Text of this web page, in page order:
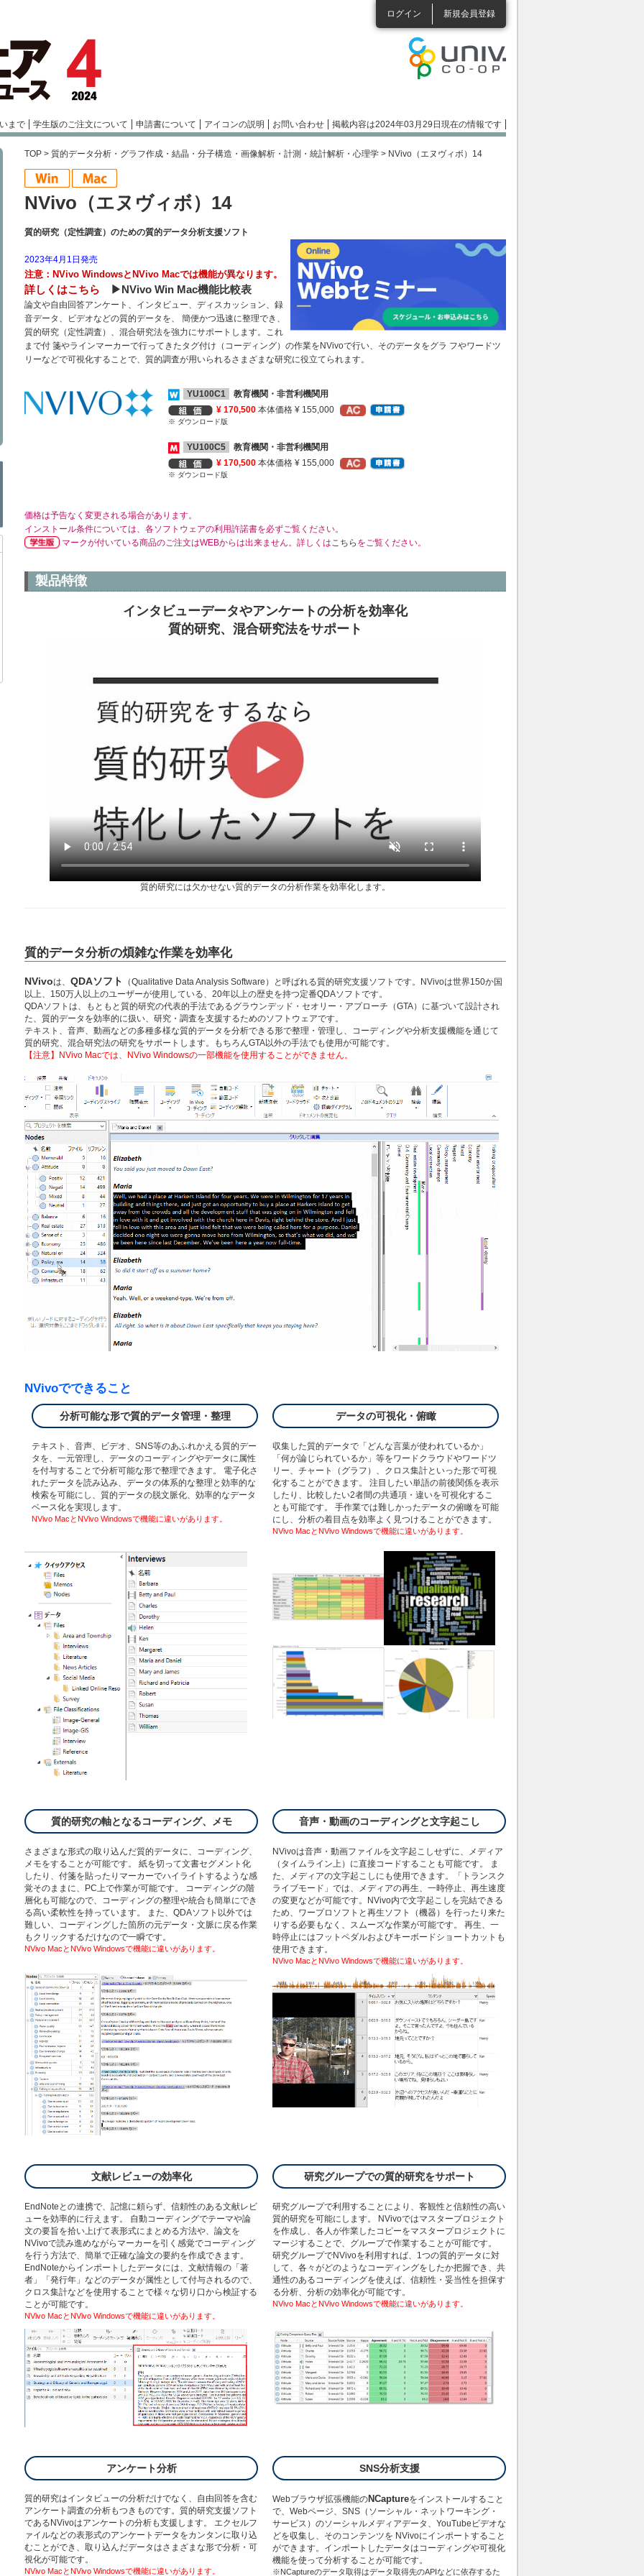
ログイン 新規会員登録
まで 学生版のご注文について 申請書について アイコンの説明 お問い合わせ 掲載内容は2024年03月29日現在の情報です
TOP > 質的データ分析・グラフ作成・結晶・分子構造・画像解析・計測・統計解析・心理学 > NVivo（エヌヴィボ）14
NVivo（エヌヴィボ）14
質的研究（定性調査）のための質的データ分析支援ソフト
2023年4月1日発売
注意：NVivo WindowsとNVivo Macでは機能が異なります。
詳しくはこちら ▶︎NVivo Win Mac機能比較表
論文や自由回答アンケート、インタビュー、ディスカッション、録
音データ、ビデオなどの質的データを、 簡便かつ迅速に整理でき、
質的研究（定性調査）、混合研究法を強力にサポートします。これ
まで付 箋やラインマーカーで行ってきたタグ付け（コーディング）の作業をNVivoで行い、そのデータをグラ フやワードツ
リーなどで可視化することで、質的調査が用いられるさまざまな研究に役立てられます。
YU100C1
教育機関・非営利機関用
¥ 170,500 本体価格 ¥ 155,000
※ ダウンロード版
YU100C5
教育機関・非営利機関用
¥ 170,500 本体価格 ¥ 155,000
※ ダウンロード版
価格は予告なく変更される場合があります。
インストール条件については、各ソフトウェアの利用許諾書を必ずご覧ください。
マークが付いている商品のご注文はWEBからは出来ません。詳しくはこちら をご覧ください。
製品特徴
インタビューデータやアンケートの分析を効率化
質的研究、混合研究法をサポート
質的研究には欠かせない質的データの分析作業を効率化します。
質的データ分析の煩雑な作業を効率化
NVivoは、 QDAソフト
（Qualitative Data Analysis Software）と呼ばれる質的研究支援ソフトです。NVivoは世界150か国
以上、150万人以上のユーザーが使用している、20年以上の歴史を持つ定番QDAソフトです。
QDAソフトは、もともと質的研究の代表的手法であるグラウンデッド・セオリー・アプローチ（GTA）に基づいて設計され
た、質的データを効率的に扱い、研究・調査を支援するためのソフトウェアです。
テキスト、音声、動画などの多種多様な質的データを分析できる形で整理・管理し、コーディングや分析支援機能を通じて
質的研究、混合研究法の研究をサポートします。もちろんGTA以外の手法でも使用が可能です。
【注意】NVivo Macでは、NVivo Windowsの一部機能を使用することができません。
NVivoでできること
分析可能な形で質的データ管理・整理
テキスト、音声、ビデオ、SNS等のあふれかえる質的デー
タを、一元管理し、データのコーディングやデータに属性
を付与することで分析可能な形で整理できます。 電子化さ
れたデータを読み込み、データの体系的な整理と効率的な
検索を可能にし、質的データの脱文脈化、効率的なデータ
ベース化を実現します。
NVivo MacとNVivo Windowsで機能に違いがあります。
データの可視化・俯瞰
収集した質的データで「どんな言葉が使われているか」
「何が論じられているか」等をワードクラウドやワードツ
リー、チャート（グラフ）、クロス集計といった形で可視
化することができます。 注目したい単語の前後関係を表示
したり、比較したい2者間の共通項・違いを可視化するこ
とも可能です。 手作業では難しかったデータの俯瞰を可能
にし、分析の着目点を効率よく見つけることができます。
NVivo MacとNVivo Windowsで機能に違いがあります。
質的研究の軸となるコーディング、メモ
さまざまな形式の取り込んだ質的データに、コーディング、
メモをすることが可能です。 紙を切って文書セグメント化
したり、付箋を貼ったりマーカーでハイライトするような感
覚そのままに、PC上で作業が可能です。 コーディングの階
層化も可能なので、コーディングの整理や統合も簡単にでき
る高い柔軟性を持っています。 また、QDAソフト以外では
難しい、コーディングした箇所の元データ・文脈に戻る作業
もクリックするだけなので一瞬です。
NVivo MacとNVivo Windowsで機能に違いがあります。
音声・動画のコーディングと文字起こし
NVivoは音声・動画ファイルを文字起こしせずに、メディア
（タイムライン上）に直接コードすることも可能です。 ま
た、メディアの文字起こしにも使用できます。「トランスク
ライブモード」では、メディアの再生、一時停止、再生速度
の変更などが可能です。NVivo内で文字起こしを完結できる
ため、ワープロソフトと再生ソフト（機器）を行ったり来た
りする必要もなく、スムーズな作業が可能です。 再生、一
時停止にはフットペダルおよびキーボードショートカットも
使用できます。
NVivo MacとNVivo Windowsで機能に違いがあります。
文献レビューの効率化
EndNote との連携で、記憶に頼らず、信頼性のある文献レビ
ューを効率的に行えます。 自動コーディングでテーマや論
文の要旨を拾い上げて表形式にまとめる方法や、論文を
NVivoで読み進めながらマーカーを引く感覚でコーディング
を行う方法で、簡単で正確な論文の要約を作成できます。
EndNoteからインポートしたデータには、文献情報の「著
者」「発行年」などのデータが属性として付与されるので、
クロス集計などを使用することで様々な切り口から検証する
ことが可能です。
NVivo MacとNVivo Windowsで機能に違いがあります。
研究グループでの質的研究をサポート
研究グループで利用することにより、客観性と信頼性の高い
質的研究を可能にします。 NVivoではマスタープロジェクト
を作成し、各人が作業したコピーをマスタープロジェクトに
マージすることで、グループで作業することが可能です。
研究グループでNVivoを利用すれば、1つの質的データに対
して、各々がどのようなコーディングをしたか把握でき、共
通性のあるコーディングを使えば、信頼性・妥当性を担保す
る分析、分析の効率化が可能です。
NVivo MacとNVivo Windowsで機能に違いがあります。
アンケート分析
質的研究はインタビューの分析だけでなく、自由回答を含む
アンケート調査の分析もつきものです。質的研究支援ソフト
であるNVivoはアンケートの分析も支援します。 エクセルフ
ァイルなどの表形式のアンケートデータをカンタンに取り込
むことができ、取り込んだデータはさまざまな形で分析・可
視化が可能です。
NVivo MacとNVivo Windowsで機能に違いがあります。
SNS分析支援
Webブラウザ拡張機能のNCaptureをインストールすること
で、Webページ、SNS（ソーシャル・ネットワーキング・
サービス）のソーシャルメディアデータ、YouTubeビデオな
どを収集し、そのコンテンツを NVivoにインポートすること
ができます。インポートしたデータはコーディングや可視化
機能を使って分析することが可能です。
※NCaptureのデータ取得はデータ取得先のAPIなどに依存するた